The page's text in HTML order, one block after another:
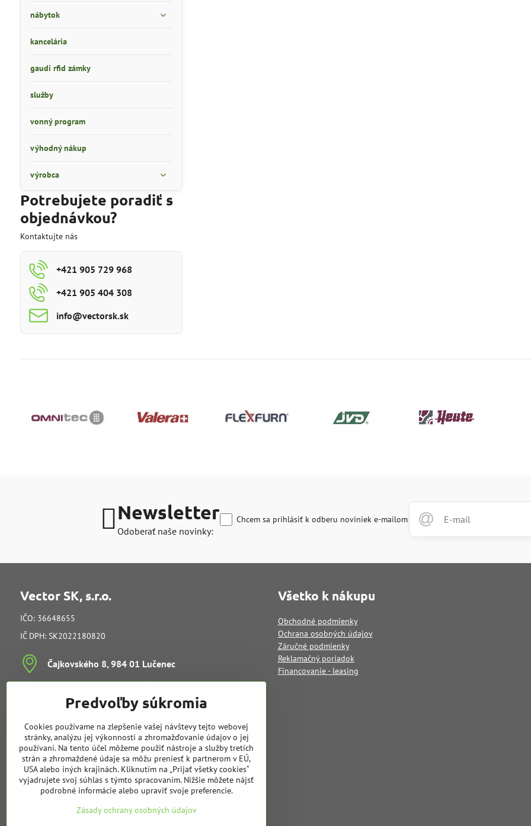
nábytok
kancelária
gaudi rfid zámky
služby
vonný program
výhodný nákup
výrobca
Potrebujete poradiť s
objednávkou?
Kontaktujte nás
+421 905 729 968
+421 905 404 308
info​@vectorsk​.sk
Newsletter
Odoberať naše novinky:
Chcem sa prihlásiť k odberu noviniek e-mailom
Vector SK, s.r.o.
IČO: 36648655
IČ DPH: SK2022180820
Čajkovského 8, 984 01 Lučenec
vedenie spoločnosti
info@vectorsk.sk
Obchodné oddelenie
Tibor Kučera
mobil:+421 905 729 968
e-mail:t.kucera@vectorsk.sk
Všetko k nákupu
Obchodné podmienky
Ochrana osobných údajov
Záručné podmienky
Reklamačný poriadok
Financovanie - leasing
Predvoľby súkromia
Cookies používame na zlepšenie vašej návštevy tejto webovej
stránky, analýzu jej výkonnosti a zhromažďovanie údajov o jej
používaní. Na tento účel môžeme použiť nástroje a služby tretích
strán a zhromaždené údaje sa môžu preniesť k partnerom v EÚ,
USA alebo iných krajinách. Kliknutím na „Prijať všetky cookies“
vyjadrujete svoj súhlas s týmto spracovaním. Nižšie môžete nájsť
podrobné informácie alebo upraviť svoje preferencie.
Zásady ochrany osobných údajov